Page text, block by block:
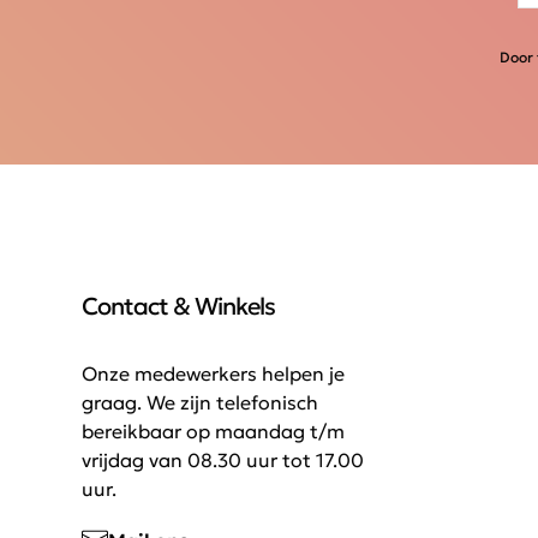
Door
Contact & Winkels
Onze medewerkers helpen je
graag. We zijn telefonisch
bereikbaar op maandag t/m
vrijdag van 08.30 uur tot 17.00
uur.